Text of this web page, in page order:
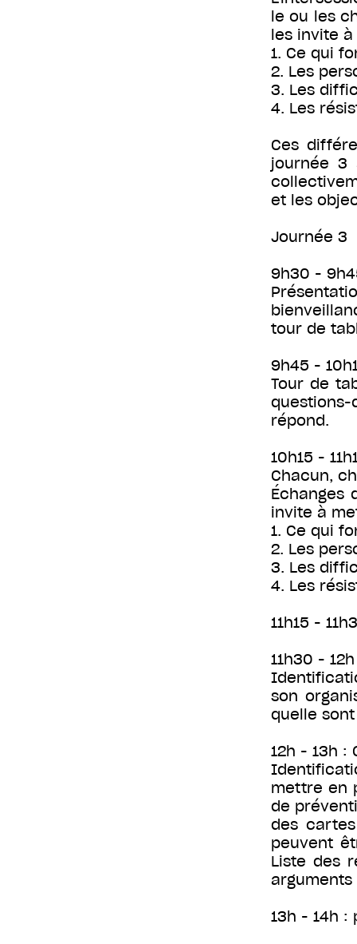
le ou les
les invite
1. Ce qui
2. Les
3. Les
4. Les
Ces
journée 3
et les
Journée 3
9h30 -
tour de
9h45 -
Tour de
répond.
10h15 -
Chacun,
Échanges
invite à
1. Ce qui
2. Les
3. Les
4. Les
11h15 -
11h30 -
son
quelle
12h - 13h
mettre en
de
des
peuvent
Liste des
13h - 14h :